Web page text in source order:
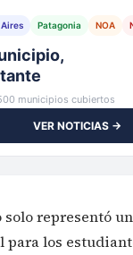
Patagonia NOA
municipios cubiertos
VER NOTICIAS →
solo representó
para los